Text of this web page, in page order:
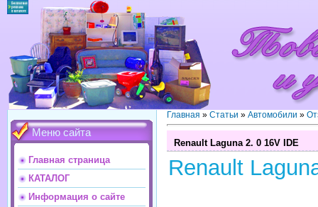
Меню сайта
Главная страница
КАТАЛОГ
Информация о сайте
Главная » Статьи » Автомобили »
Renault Laguna 2. 0 16V IDE
Renault